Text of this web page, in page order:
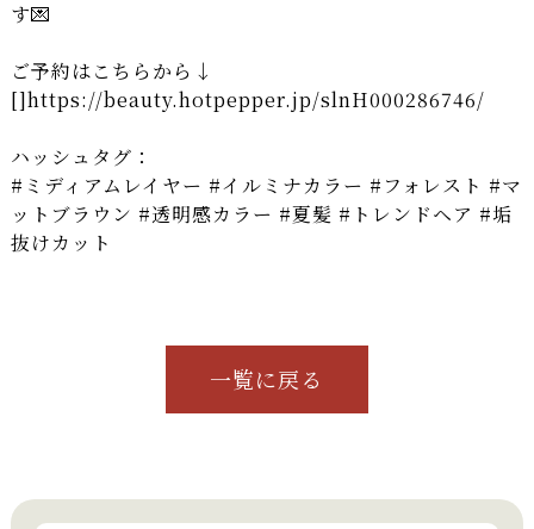
す💌
ご予約はこちらから↓
[]https://beauty.hotpepper.jp/slnH000286746/
ハッシュタグ：
#ミディアムレイヤー #イルミナカラー #フォレスト #マ
ットブラウン #透明感カラー #夏髪 #トレンドヘア #垢
抜けカット
一覧に戻る